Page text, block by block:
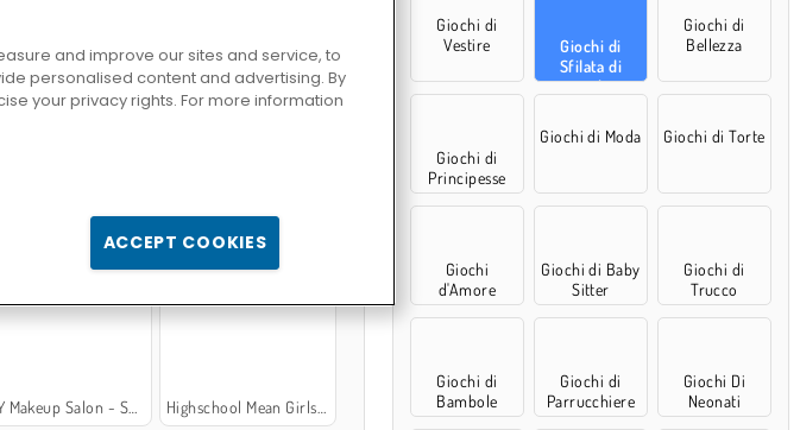
Makeover Dash Idol Livestream: Doll Dress Up
Barbiemania From Nerd To School Popular
Salon - Spa Makeover Studio Highschool Mean Girls 3
Giochi di
Vestire
Giochi di
Sfilata di
moda
Giochi di
Bellezza
Giochi di
Principesse
Giochi di Moda Giochi di Torte
Giochi
d'Amore
Giochi di Baby
Sitter
Giochi di
Trucco
Giochi di
Bambole
Giochi di
Parrucchiere
Giochi Di
Neonati
and improve our sites and service, to
personalised content and advertising. By
your privacy rights. For more information
ACCEPT COOKIES